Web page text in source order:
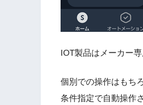
IOT製品はメーカー
個別での操作はもち
条件指定で自動操作